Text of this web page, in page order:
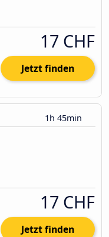
17 CHF
Jetzt finden
1h 45min
17 CHF
Jetzt finden